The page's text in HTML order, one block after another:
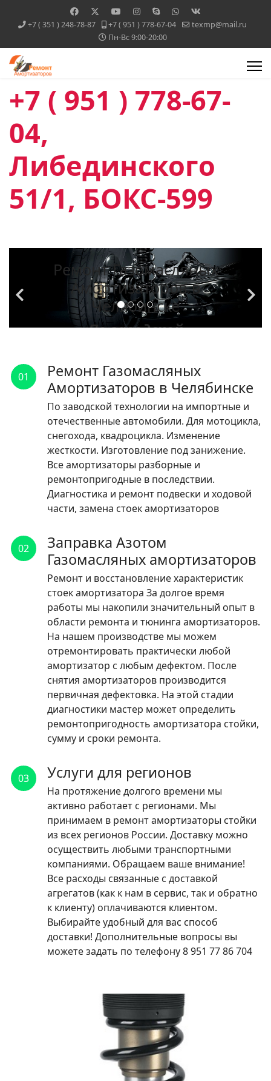
+7 ( 351 ) 248-78-87 +7 ( 951 ) 778-67-04
texmp@mail.ru
Пн-Вс 9:00-20:00
+7 ( 951 ) 778-67-
04,
Либединского
51/1, БОКС-599
Ремонт Газомасляных
Амортизаторов в
Челябинске
По заводской
импортные и
отечественные
автомобили.
ЧИТАТЬ
01
Ремонт Газомасляных
Амортизаторов в Челябинске
По заводской технологии на импортные и
отечественные автомобили. Для мотоцикла,
снегохода, квадроцикла. Изменение
жесткости. Изготовление под занижение.
Все амортизаторы разборные и
ремонтопригодные в последствии.
Диагностика и ремонт подвески и ходовой
части, замена стоек амортизаторов
02
Заправка Азотом
Газомасляных амортизаторов
Ремонт и восстановление характеристик
стоек амортизатора За долгое время
работы мы накопили значительный опыт в
области ремонта и тюнинга амортизаторов.
На нашем производстве мы можем
отремонтировать практически любой
амортизатор с любым дефектом. После
снятия амортизаторов производится
первичная дефектовка. На этой стадии
диагностики мастер может определить
ремонтопригодность амортизатора стойки,
сумму и сроки ремонта.
03 Услуги для регионов
На протяжение долгого времени мы
активно работает с регионами. Мы
принимаем в ремонт амортизаторы стойки
из всех регионов России. Доставку можно
осуществить любыми транспортными
компаниями. Обращаем ваше внимание!
Все расходы связанные с доставкой
агрегатов (как к нам в сервис, так и обратно
к клиенту) оплачиваются клиентом.
Выбирайте удобный для вас способ
доставки! Дополнительные вопросы вы
можете задать по телефону 8 951 77 86 704